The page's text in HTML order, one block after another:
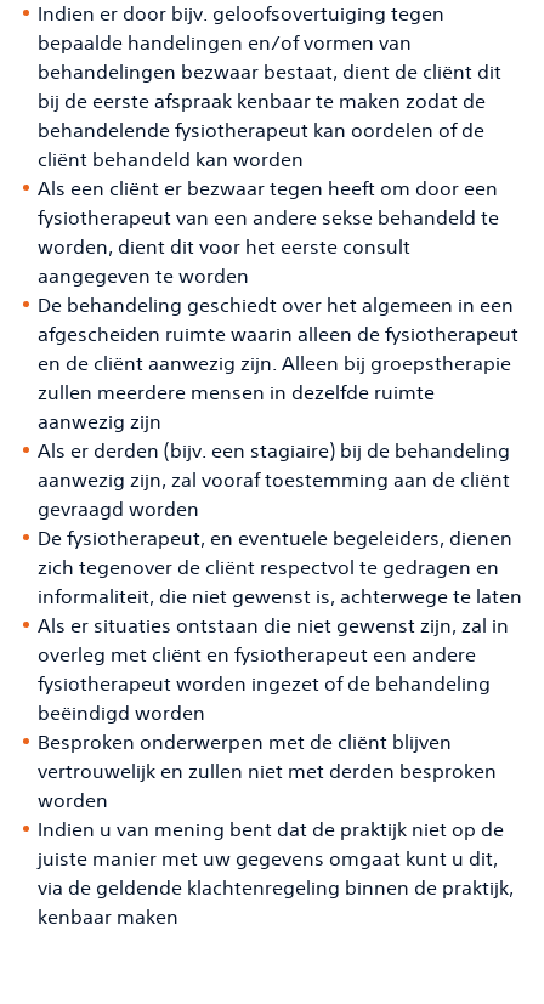
Indien er door bijv. geloofsovertuiging tegen
bepaalde handelingen en/of vormen van
behandelingen bezwaar bestaat, dient de cliënt dit
bij de eerste afspraak kenbaar te maken zodat de
behandelende fysiotherapeut kan oordelen of de
cliënt behandeld kan worden
Als een cliënt er bezwaar tegen heeft om door een
fysiotherapeut van een andere sekse behandeld te
worden, dient dit voor het eerste consult
aangegeven te worden
De behandeling geschiedt over het algemeen in een
afgescheiden ruimte waarin alleen de fysiotherapeut
en de cliënt aanwezig zijn. Alleen bij groepstherapie
zullen meerdere mensen in dezelfde ruimte
aanwezig zijn
Als er derden (bijv. een stagiaire) bij de behandeling
aanwezig zijn, zal vooraf toestemming aan de cliënt
gevraagd worden
De fysiotherapeut, en eventuele begeleiders, dienen
zich tegenover de cliënt respectvol te gedragen en
informaliteit, die niet gewenst is, achterwege te laten
Als er situaties ontstaan die niet gewenst zijn, zal in
overleg met cliënt en fysiotherapeut een andere
fysiotherapeut worden ingezet of de behandeling
beëindigd worden
Besproken onderwerpen met de cliënt blijven
vertrouwelijk en zullen niet met derden besproken
worden
Indien u van mening bent dat de praktijk niet op de
juiste manier met uw gegevens omgaat kunt u dit,
via de geldende klachtenregeling binnen de praktijk,
kenbaar maken